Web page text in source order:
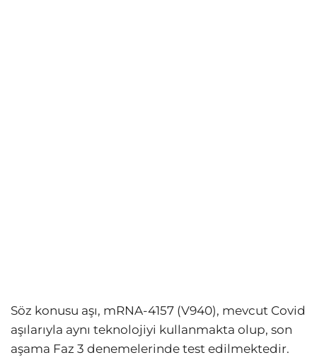
Söz konusu aşı, mRNA-4157 (V940), mevcut Covid
aşılarıyla aynı teknolojiyi kullanmakta olup, son
aşama Faz 3 denemelerinde test edilmektedir.